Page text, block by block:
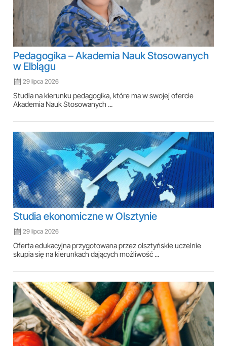
Pedagogika – Akademia Nauk Stosowanych
w Elblągu
29 lipca 2026
Studia na kierunku pedagogika, które ma w swojej ofercie
Akademia Nauk Stosowanych ...
Studia ekonomiczne w Olsztynie
29 lipca 2026
Oferta edukacyjna przygotowana przez olsztyńskie uczelnie
skupia się na kierunkach dających możliwość ...